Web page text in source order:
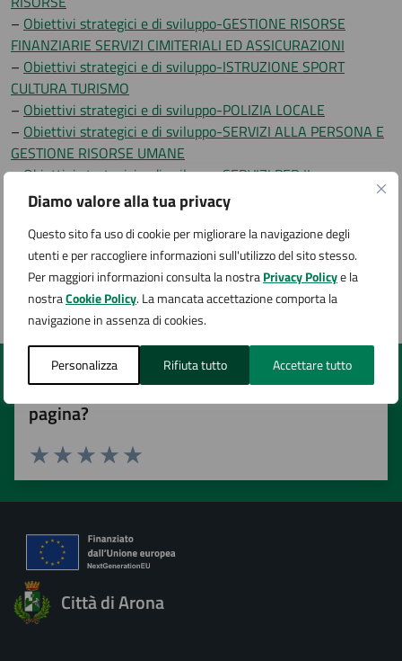
Diamo valore alla tua privacy
Questo sito fa uso di cookie per migliorare la navigazione degli
utenti e per raccogliere informazioni sull'utilizzo del sito stesso.
Per maggiori informazioni consulta la nostraPrivacy Policye la
nostraCookie Policy. La mancata accettazione comporta la
navigazione in assenza di cookies.
Personalizza Rifiuta tutto Accettare tutto
– Obiettivi strategici e di sviluppo-GESTIONE RISORSE
FINANZIARIE SERVIZI CIMITERIALI ED ASSICURAZIONI
– Obiettivi strategici e di sviluppo-ISTRUZIONE SPORT
CULTURA TURISMO
– Obiettivi strategici e di sviluppo-POLIZIA LOCALE
– Obiettivi strategici e di sviluppo-SERVIZI ALLA PERSONA E
GESTIONE RISORSE UMANE
–Obiettivi strategici e di sviluppo-SERVIZI PER IL
TERRITORIO
Obiettivi strategici e di sviluppo-SERVIZI POLIZIA
AMMINISTRATIVA COMMERCIO DEMOGRAFICI SUAP
Obiettivi strategici e di sviluppo-TRIBUTI
Pagina aggiornata il 26/05/2026
Quanto sono chiare le informazioni su questa
pagina?
Valuta 5 stelle su 5
Valuta 4 stelle su 5
Valuta 3 stelle su 5
Valuta 2 stelle su 5
Valuta 1 stelle su 5
Città di Arona